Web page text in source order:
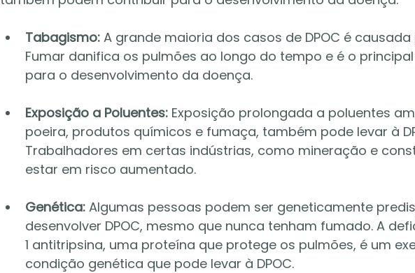
Tabagismo: A grande maioria dos casos de DPOC é
Fumar danifica os pulmões ao longo do tempo e é o
para o desenvolvimento da doença.
Exposição a Poluentes: Exposição prolongada a poluentes
poeira, produtos químicos e fumaça, também pode levar à
Trabalhadores em certas indústrias, como mineração e
estar em risco aumentado.
Genética: Algumas pessoas podem ser geneticamente
desenvolver DPOC, mesmo que nunca tenham fumado. A
1 antitripsina, uma proteína que protege os pulmões, é um
condição genética que pode levar à DPOC.